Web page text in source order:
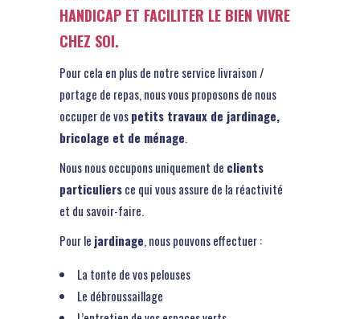
HANDICAP ET FACILITER LE BIEN VIVRE
CHEZ SOI.
Pour cela en plus de notre service livraison /
portage de repas, nous vous proposons de nous
occuper de vospetits travaux de jardinage,
bricolage et de ménage.
Nous nous occupons uniquement de clients
particuliersce qui vous assure de la réactivité
et du savoir-faire.
Pour le jardinage, nous pouvons effectuer :
La tonte de vos pelouses
Le débroussaillage